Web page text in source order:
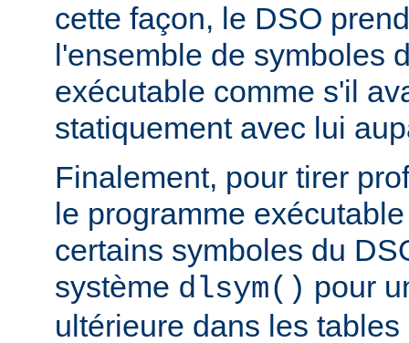
cette façon, le DSO
l'ensemble de symboles
exécutable comme s'il
statiquement avec lui
Finalement, pour tirer
le programme
certains symboles du
système dlsym() pour
ultérieure dans les